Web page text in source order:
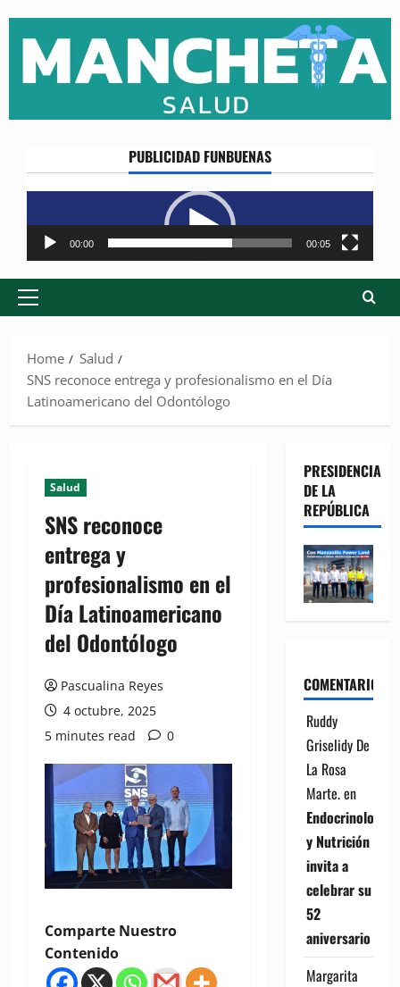
content
PUBLICIDAD FUNBUENAS
Reproductor
de
vídeo
00:00 00:05
Primary
Home
Salud
SNS reconoce entrega y profesionalismo en el Día
Latinoamericano del Odontólogo
Salud
SNS reconoce
entrega y
profesionalismo en el
Día Latinoamericano
del Odontólogo
Pascualina Reyes
4 octubre, 2025
5 minutes read
0
Comparte Nuestro
Contenido
PRESIDENCIA
DE LA
REPÚBLICA
COMENTARIOS
Ruddy
Griselidy De
La Rosa
Marte.en
Endocrinología
y Nutrición
invita a
celebrar su
52
aniversario
Margarita